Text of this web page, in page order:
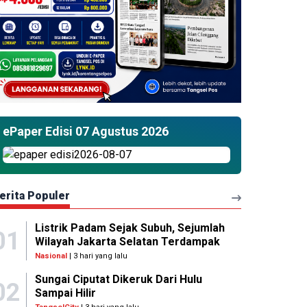
ePaper Edisi 07 Agustus 2026
Populer
Listrik Padam Sejak Subuh, Sejumlah
Wilayah Jakarta Selatan Terdampak
Nasional | 3 hari yang lalu
Sungai Ciputat Dikeruk Dari Hulu
Sampai Hilir